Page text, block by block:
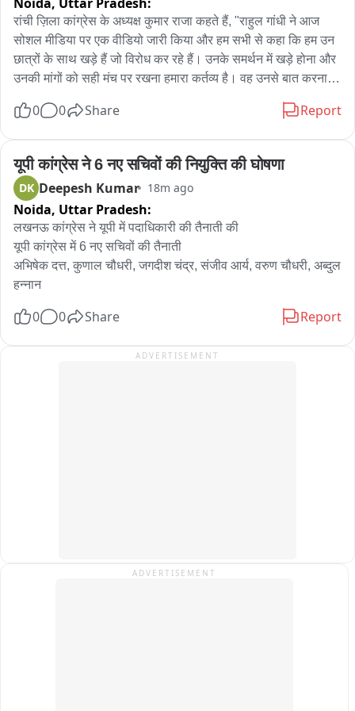
रांची ज़िला कांग्रेस के अध्यक्ष कुमार राजा कहते हैं, "राहुल गांधी ने आज
सोशल मीडिया पर एक वीडियो जारी किया और हम सभी से कहा कि हम उन
छात्रों के साथ खड़े हैं जो विरोध कर रहे हैं। उनके समर्थन में खड़े होना और
उनकी मांगों को सही मंच पर रखना हमारा कर्तव्य है। वह उनसे बात करना
है। हम रविवार को भी यहां आए थे और उनसे कहा था कि हम जल्द ही
पर गंभीरता से और सकारात्मक रूप से चर्चा हुई। छात्रों ने अपना
प्रतिनिधिमंडल चुन लिया है। बस कुछ ऐसे लोगों से बचने की ज़ूरत है जो
अजीब हरकतें कर रहे हैं, जो दूसरी पार्टियों के लोग हैं। नतीजे अच्छे होंगे।
छात्रों ने उनसे बात की और उन्हें अपनी समस्याओं के बारे में बताया़। हम
सरकार के साथ सकारात्मक बातचीत कर रहे हैं और नतीजे अच्छे होंगे। एक
अच्छी व्यवस्था बनाई जाएगी ताकि आने वाले समय में ऐसी समस्याएं न हों..."
0 0 Share Report
यूपी कांग्रेस ने 6 नए सचिवों की नियुक्ति की घोषणा
DK Deepesh Kumar 18m ago
Noida, Uttar Pradesh:
लखनऊ कांग्रेस ने यूपी में पदाधिकारी की तैनाती की
यूपी कांग्रेस में 6 नए सचिवों की तैनाती
अभिषेक दत्त, कुणाल चौधरी, जगदीश चंद्र, संजीव आर्य, वरुण चौधरी, अब्दुल
हन्नान
0 0 Share Report
ADVERTISEMENT
ADVERTISEMENT